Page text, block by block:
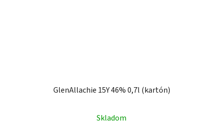
GlenAllachie 15Y 46% 0,7l (kartón)
Skladom